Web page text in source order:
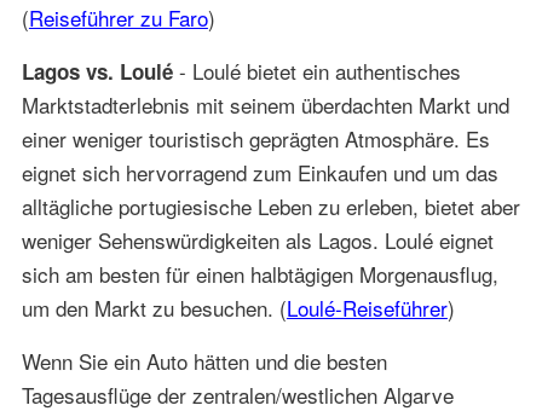
(Reiseführer zu Faro)
Lagos vs. Loulé- Loulé bietet ein authentisches
Marktstadterlebnis mit seinem überdachten Markt und
einer weniger touristisch geprägten Atmosphäre. Es
eignet sich hervorragend zum Einkaufen und um das
alltägliche portugiesische Leben zu erleben, bietet aber
weniger Sehenswürdigkeiten als Lagos. Loulé eignet
sich am besten für einen halbtägigen Morgenausflug,
um den Markt zu besuchen. (Loulé-Reiseführer)
Wenn Sie ein Auto hätten und die besten
Tagesausflüge der zentralen/westlichen Algarve